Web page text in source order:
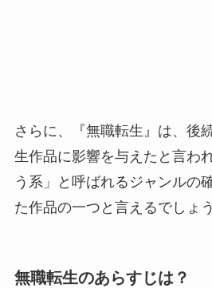
さらに、『無職転生』は、後
生作品に影響を与えたと言わ
う系」と呼ばれるジャンルの
た作品の一つと言えるでしょう
無職転生のあらすじは？